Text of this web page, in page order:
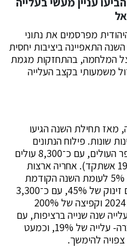
מפרסמים את נתוני
עולה כי השנה התאפיינה ביציבות יחסית
המלחמה, בהתחזקות מגמת
משמעותי בקצב העלייה
מאז תחילת השנה הגיעו
עולים מ־105 מדינות שונות. פילוח הנתונים
מעלה כי רוסיה עדיין מובילה במספר העולים, עם כ־8,300 עולים
(ירידה של כ־57% לעומת כ־19,500 אשתקד). אחריה ארצות
הברית עם 3,500 עולים, עלייה של 5% לעומת השנה הקודמת
ו-30% משנת 2023. מצרפת נרשם זינוק של 45%, עם כ־3,300
עולים, לעומת 2,228 עולים בשנת 2024 וקפיצה של 200%
שנה שנייה ברציפות, עם
840 עולים לעומת 700 בשנה שעברה- עלייה של 19%, וכמעט